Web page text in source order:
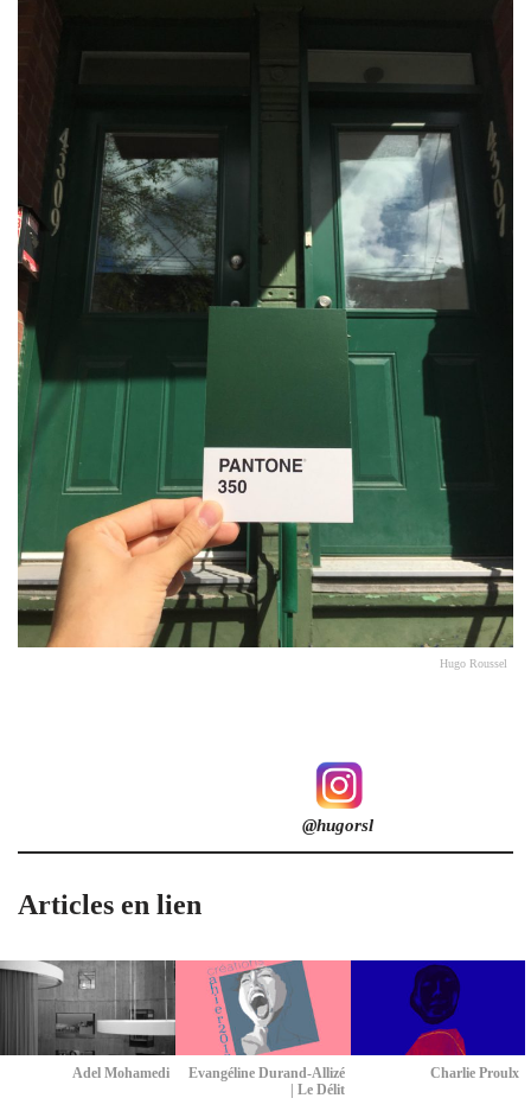
Hugo Roussel
@hugorsl
Articles en lien
Adel Mohamedi
Evangéline Durand-Allizé
| Le Délit
Charlie Proulx